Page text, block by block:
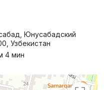
Юнусабадский
Узбекистан
4 мин